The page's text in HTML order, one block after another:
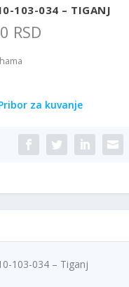
103-034 – TIGANJ
RSD
za kuvanje
103-034 – Tiganj